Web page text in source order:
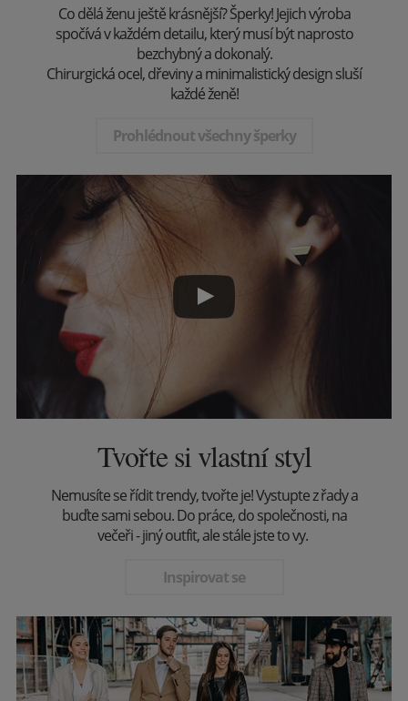
Co dělá ženu ještě krásnější? Šperky! Jejich výroba
spočívá v každém detailu, který musí být naprosto
bezchybný a dokonalý.
Chirurgická ocel, dřeviny a minimalistický design sluší
každé ženě!
Prohlédnout všechny šperky
Tvořte si vlastní styl
Nemusíte se řídit trendy, tvořte je! Vystupte z řady a
buďte sami sebou. Do práce, do společnosti, na
večeři - jiný outfit, ale stále jste to vy.
Inspirovat se